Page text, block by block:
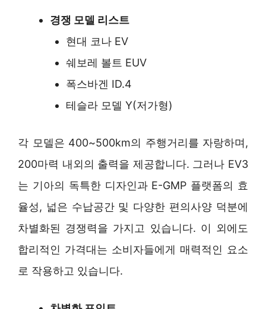
경쟁 모델 리스트
현대 코나 EV
쉐보레 볼트 EUV
폭스바겐 ID.4
테슬라 모델 Y(저가형)
각 모델은 400~500km의 주행거리를 자랑하며,
200마력 내외의 출력을 제공합니다. 그러나 EV3
는 기아의 독특한 디자인과 E-GMP 플랫폼의 효
율성, 넓은 수납공간 및 다양한 편의사양 덕분에
차별화된 경쟁력을 가지고 있습니다. 이 외에도
합리적인 가격대는 소비자들에게 매력적인 요소
로 작용하고 있습니다.